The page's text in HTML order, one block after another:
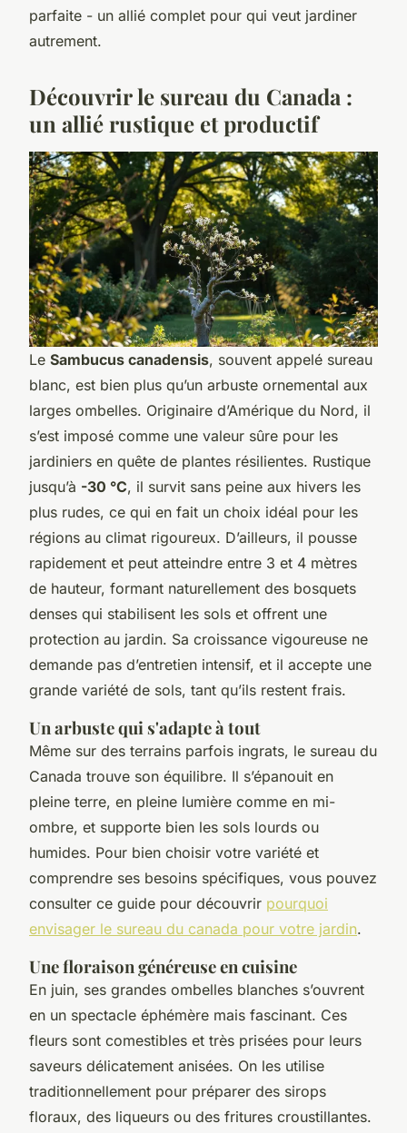
parfaite - un allié complet pour qui veut jardiner
autrement.
Découvrir le sureau du Canada :
un allié rustique et productif
Le Sambucus canadensis, souvent appelé sureau
blanc, est bien plus qu’un arbuste ornemental aux
larges ombelles. Originaire d’Amérique du Nord, il
s’est imposé comme une valeur sûre pour les
jardiniers en quête de plantes résilientes. Rustique
jusqu’à -30 °C, il survit sans peine aux hivers les
plus rudes, ce qui en fait un choix idéal pour les
régions au climat rigoureux. D’ailleurs, il pousse
rapidement et peut atteindre entre 3 et 4 mètres
de hauteur, formant naturellement des bosquets
denses qui stabilisent les sols et offrent une
protection au jardin. Sa croissance vigoureuse ne
demande pas d’entretien intensif, et il accepte une
grande variété de sols, tant qu’ils restent frais.
Un arbuste qui s'adapte à tout
Même sur des terrains parfois ingrats, le sureau du
Canada trouve son équilibre. Il s’épanouit en
pleine terre, en pleine lumière comme en mi-
ombre, et supporte bien les sols lourds ou
humides. Pour bien choisir votre variété et
comprendre ses besoins spécifiques, vous pouvez
consulter ce guide pour découvrir pourquoi
envisager le sureau du canada pour votre jardin.
Une floraison généreuse en cuisine
En juin, ses grandes ombelles blanches s’ouvrent
en un spectacle éphémère mais fascinant. Ces
fleurs sont comestibles et très prisées pour leurs
saveurs délicatement anisées. On les utilise
traditionnellement pour préparer des sirops
floraux, des liqueurs ou des fritures croustillantes.